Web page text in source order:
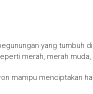
yang tumbuh
merah, merah muda,
mampu menciptakan